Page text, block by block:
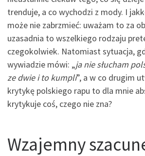
trenduje, a co wychodzi z mody. I
może nie zabrzmieć: uważam to za
uzasadnia to wszelkiego rodzaju
czegokolwiek. Natomiast sytuacja,
wywiadzie mówi: „ja nie słucham
ze dwie i to kumpli”, a w co drugim
krytykę polskiego rapu to dla mnie
krytykuje coś, czego nie zna?
Wzajemny